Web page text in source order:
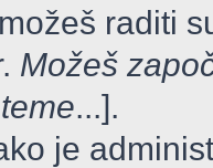
raditi
Možeš
...].
je